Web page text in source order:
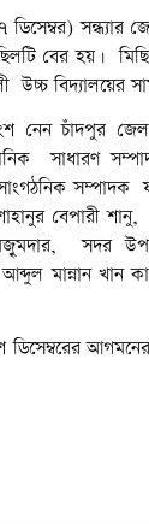
ডিসেম্বর) সন্ধ্যার
বের হয়।
উচ্চ বিদ্যালয়ের
নেন চাঁদপুর
সাধারণ
সম্পাদক
বেপারী
সদর
মান্নান খান